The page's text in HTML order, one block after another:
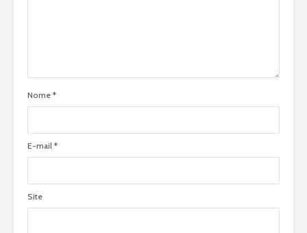
Nome *
E-mail *
Site